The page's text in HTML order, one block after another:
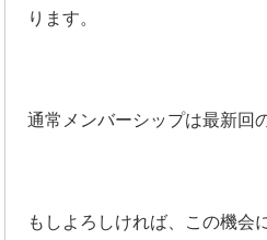
ります。
通常メンバーシップは最新回
もしよろしければ、この機会